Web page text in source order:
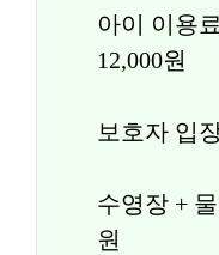
아이 이용
12,000원
보호자 입
수영장 +
원